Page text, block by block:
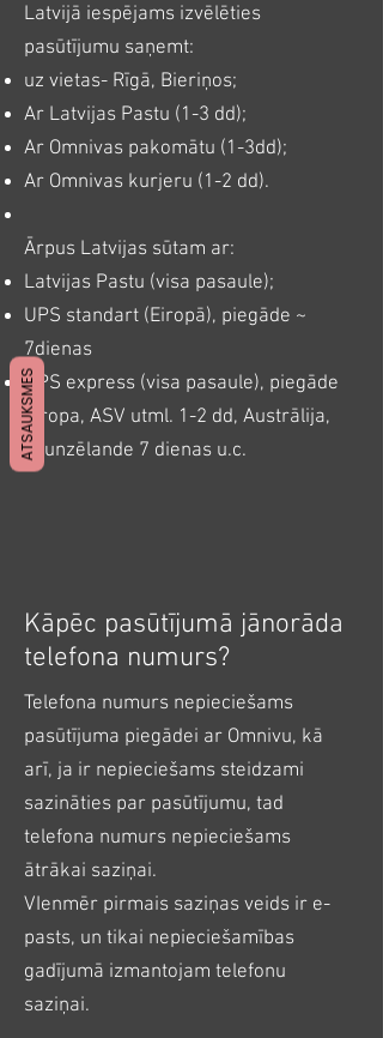
Latvijā iespējams izvēlēties
pasūtījumu saņemt:
uz vietas- Rīgā, Bieriņos;
Ar Latvijas Pastu (1-3 dd);
Ar Omnivas pakomātu (1-3dd);
Ar Omnivas kurjeru (1-2 dd).
Ārpus Latvijas sūtam ar:
Latvijas Pastu (visa pasaule);
UPS standart (Eiropā), piegāde ~
7dienas
UPS express (visa pasaule), piegāde
Eiropa, ASV utml. 1-2 dd, Austrālija,
Jaunzēlande 7 dienas u.c.
Kāpēc pasūtījumā jānorāda
telefona numurs?
Telefona numurs nepieciešams
pasūtījuma piegādei ar Omnivu, kā
arī, ja ir nepieciešams steidzami
sazināties par pasūtījumu, tad
telefona numurs nepieciešams
ātrākai saziņai.
VIenmēr pirmais saziņas veids ir e-
pasts, un tikai nepieciešamības
gadījumā izmantojam telefonu
saziņai.
ATSAUKSMES